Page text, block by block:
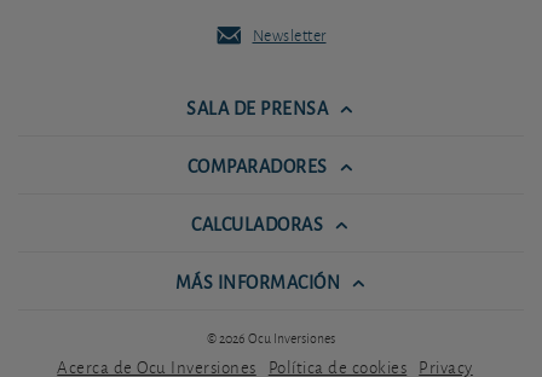
Newsletter
SALA DE PRENSA
COMPARADORES
CALCULADORAS
MÁS INFORMACIÓN
© 2026 Ocu Inversiones
Acerca de Ocu Inversiones Política de cookies Privacy